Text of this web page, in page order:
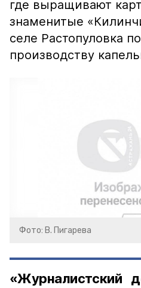
где выращивают
знаменитые
селе Растопуловка
производству
Фото: В. Пигарева
«Журналистский